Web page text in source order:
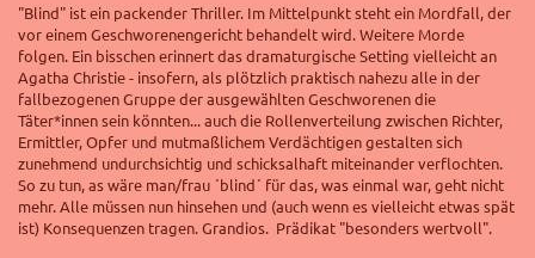
"Blind" ist ein packender Thriller. Im Mittelpunkt steht ein Mordfall, der
vor einem Geschworenengericht behandelt wird. Weitere Morde
folgen. Ein bisschen erinnert das dramaturgische Setting vielleicht an
Agatha Christie - insofern, als plötzlich praktisch nahezu alle in der
fallbezogenen Gruppe der ausgewählten Geschworenen die
Täter*innen sein könnten... auch die Rollenverteilung zwischen Richter,
Ermittler, Opfer und mutmaßlichem Verdächtigen gestalten sich
zunehmend undurchsichtig und schicksalhaft miteinander verflochten.
So zu tun, as wäre man/frau ´blind´ für das, was einmal war, geht nicht
mehr. Alle müssen nun hinsehen und (auch wenn es vielleicht etwas spät
ist) Konsequenzen tragen. Grandios. Prädikat "besonders wertvoll".